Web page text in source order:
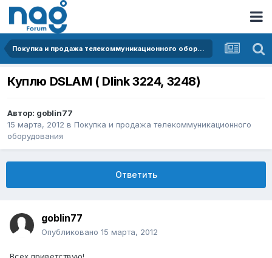
Покупка и продажа телекоммуникационного оборудования
Куплю DSLAM ( Dlink 3224, 3248)
Автор: goblin77
15 марта, 2012 в Покупка и продажа телекоммуникационного
оборудования
Ответить
goblin77
Опубликовано 15 марта, 2012